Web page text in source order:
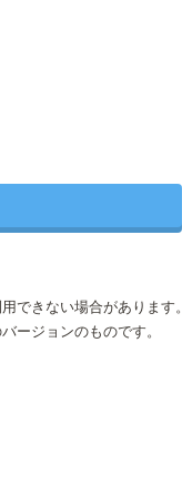
できない場合があります。
ージョンのものです。